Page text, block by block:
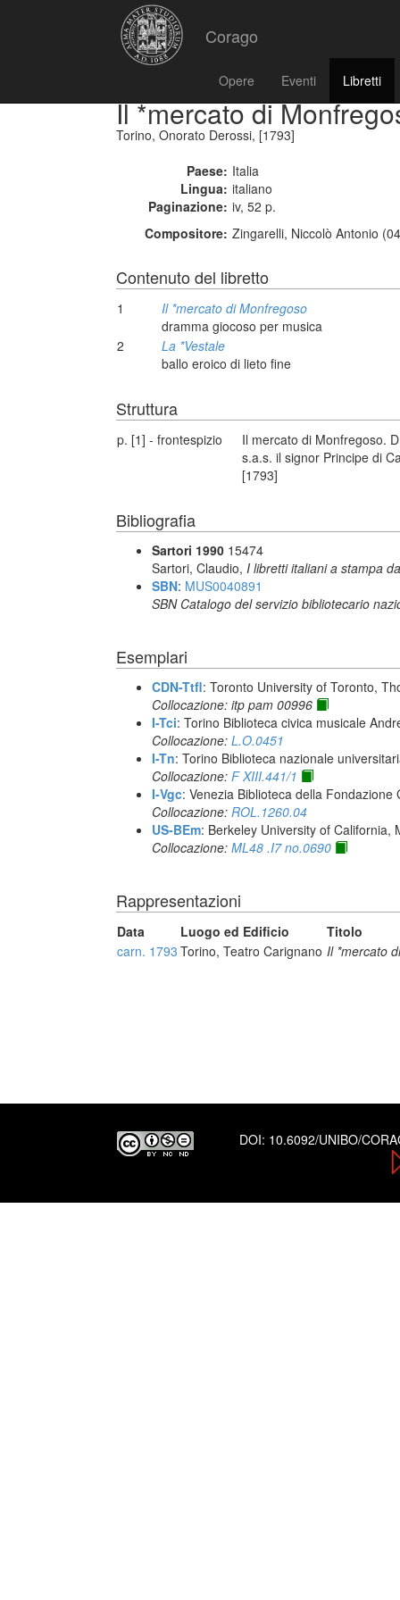
Corago
Opere Eventi Libretti
Il *mercato di
Torino, Onorato Derossi, [1793]
Paese: Italia
Lingua: italiano
Paginazione: iv, 52 p.
Compositore: Zingarelli, Niccolò Antonio
Contenuto del libretto
1
Il *mercato di Monfregoso
dramma giocoso per musica
2
La *Vestale
ballo eroico di lieto fine
Struttura
p. [1] - frontespizio
Il mercato di Monfregoso.
s.a.s. il signor Principe di
[1793]
Bibliografia
Sartori 1990 15474
Sartori, Claudio, I libretti italiani a stampa
SBN: MUS0040891
SBN Catalogo del servizio bibliotecario
Esemplari
CDN-Ttfl: Toronto University of Toronto,
Collocazione: itp pam 00996
I-Tci: Torino Biblioteca civica musicale
Collocazione: L.O.0451
I-Tn: Torino Biblioteca nazionale
Collocazione: F XIII.441/1
I-Vgc: Venezia Biblioteca della Fondazione
Collocazione: ROL.1260.04
US-BEm: Berkeley University of California,
Collocazione: ML48 .I7 no.0690
Rappresentazioni
Data Luogo ed Edificio
Titolo
carn. 1793 Torino, Teatro Carignano Il *mercato
DOI: 10.6092/UNIBO/